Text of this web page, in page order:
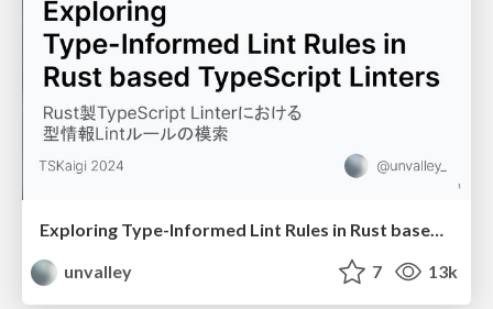
Exploring Type-Informed Lint Rules in Rust based TypeScript Linters
unvalley
7 13k